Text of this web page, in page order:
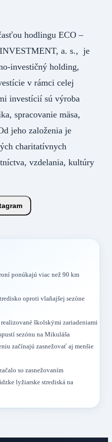
hodlingu ECO –
a. s., je
investičný holding,
v rámci celej
investícií sú výroba
spracovanie mäsa,
jeho založenia je
charitatívnych
vzdelania, kultúry
ponúkajú viac než 90 km
oproti vlaňajšej sezóne
školskými zariadeniami
sezónu na Mikuláša
začínajú zasnežovať aj menšie
so zasnežovaním
lyžiarske strediská na